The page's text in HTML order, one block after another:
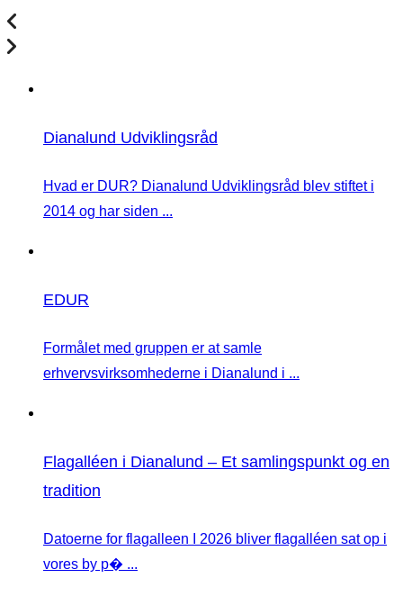
Dianalund Udviklingsråd
Hvad er DUR? Dianalund Udviklingsråd blev stiftet i
2014 og har siden ...
EDUR
Formålet med gruppen er at samle
erhvervsvirksomhederne i Dianalund i ...
Flagalléen i Dianalund – Et samlingspunkt og en
tradition
Datoerne for flagalleen I 2026 bliver flagalléen sat op i
vores by p� ...